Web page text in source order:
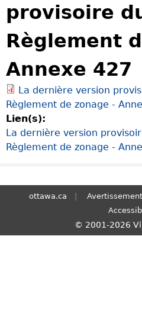
e
y
o
u
r
S
e
a
r
c
h
provisoire
Règlement
Annexe 427
La dernière version
Règlement de zonage -
Lien(s):
La dernière version
Règlement de zonage -
ottawa.ca Avertissement
© 2001-2026